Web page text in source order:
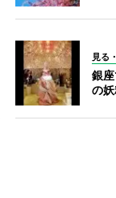
見る
銀
の